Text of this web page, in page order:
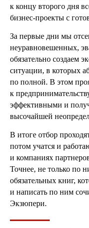
к концу второго дня
бизнес-проекты с
За первые дни мы
неуравновешенных,
обязательно создаем
ситуации, в которых
по полной. В этом
к
эффективными и
высочайшей
В итоге отбор
потом учатся и
и компаниях
Точнее, не только по
обязательных книг,
и написать по ним
Экзюпери.